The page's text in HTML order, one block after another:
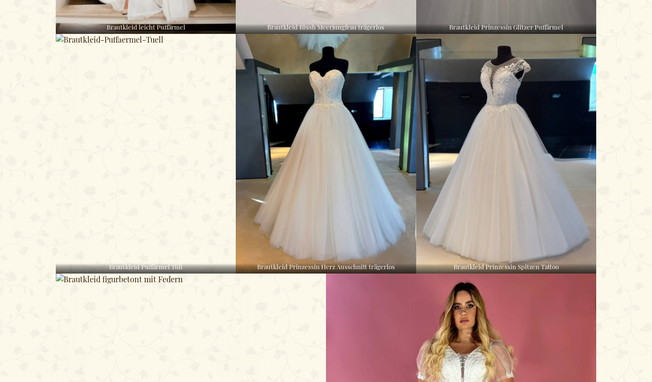
Brautkleid leicht Puffärmel Brautkleid Blush Meerjungfrau trägerlos Brautkleid Prinzessin Glitzer Puffärmel
Brautkleid Puffärmel Tüll Brautkleid Prinzessin Herz Ausschnitt trägerlos Brautkleid Prinzessin Spitzen Tattoo